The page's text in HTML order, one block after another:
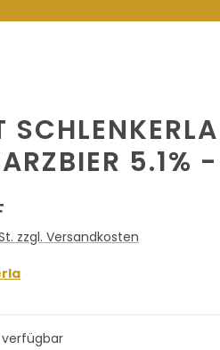
SCHLENKERLA
5.1%
zzgl. Versandkosten